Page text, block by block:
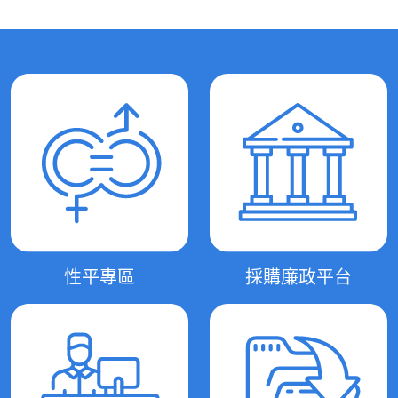
性平專區 採購廉政平台